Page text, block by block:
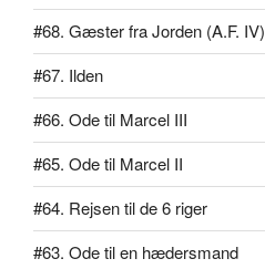
#68. Gæster fra Jorden (A.F. IV)
#67. Ilden
#66. Ode til Marcel III
#65. Ode til Marcel II
#64. Rejsen til de 6 riger
#63. Ode til en hædersmand